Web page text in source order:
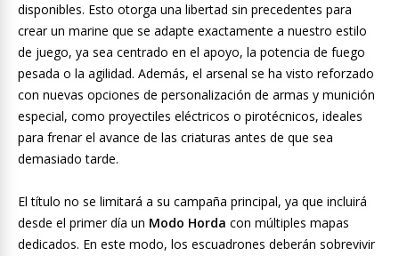
disponibles. Esto otorga una libertad sin precedentes para
crear un marine que se adapte exactamente a nuestro estilo
de juego, ya sea centrado en el apoyo, la potencia de fuego
pesada o la agilidad. Además, el arsenal se ha visto reforzado
con nuevas opciones de personalización de armas y munición
especial, como proyectiles eléctricos o pirotécnicos, ideales
para frenar el avance de las criaturas antes de que sea
demasiado tarde.
El título no se limitará a su campaña principal, ya que incluirá
desde el primer día un Modo Horda con múltiples mapas
dedicados. En este modo, los escuadrones deberán sobrevivir